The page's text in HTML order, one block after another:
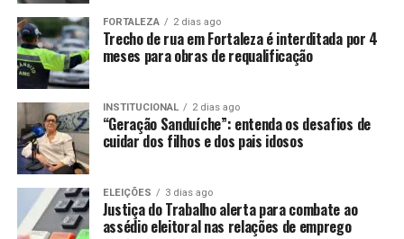
FORTALEZA 2 dias ago
Trecho de rua em Fortaleza é interditada por 4
meses para obras de requalificação
INSTITUCIONAL 2 dias ago
“Geração Sanduíche”: entenda os desafios de
cuidar dos filhos e dos pais idosos
ELEIÇÕES 3 dias ago
Justiça do Trabalho alerta para combate ao
assédio eleitoral nas relações de emprego